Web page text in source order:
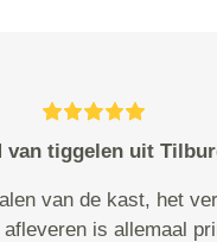
van tiggelen uit
van de kast, het
afleveren is allemaal